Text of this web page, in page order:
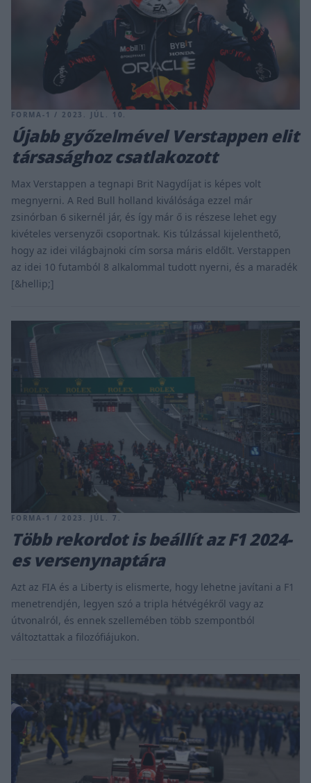
FORMA-1 / 2023. JÚL. 10.
Újabb győzelmével Verstappen elit
társasághoz csatlakozott
Max Verstappen a tegnapi Brit Nagydíjat is képes volt
megnyerni. A Red Bull holland kiválósága ezzel már
zsinórban 6 sikernél jár, és így már ő is részese lehet egy
kivételes versenyzői csoportnak. Kis túlzással kijelenthető,
hogy az idei világbajnoki cím sorsa máris eldőlt. Verstappen
az idei 10 futamból 8 alkalommal tudott nyerni, és a maradék
[&hellip;]
FORMA-1 / 2023. JÚL. 7.
Több rekordot is beállít az F1 2024-
es versenynaptára
Azt az FIA és a Liberty is elismerte, hogy lehetne javítani a F1
menetrendjén, legyen szó a tripla hétvégékről vagy az
útvonalról, és ennek szellemében több szempontból
változtattak a filozófiájukon.